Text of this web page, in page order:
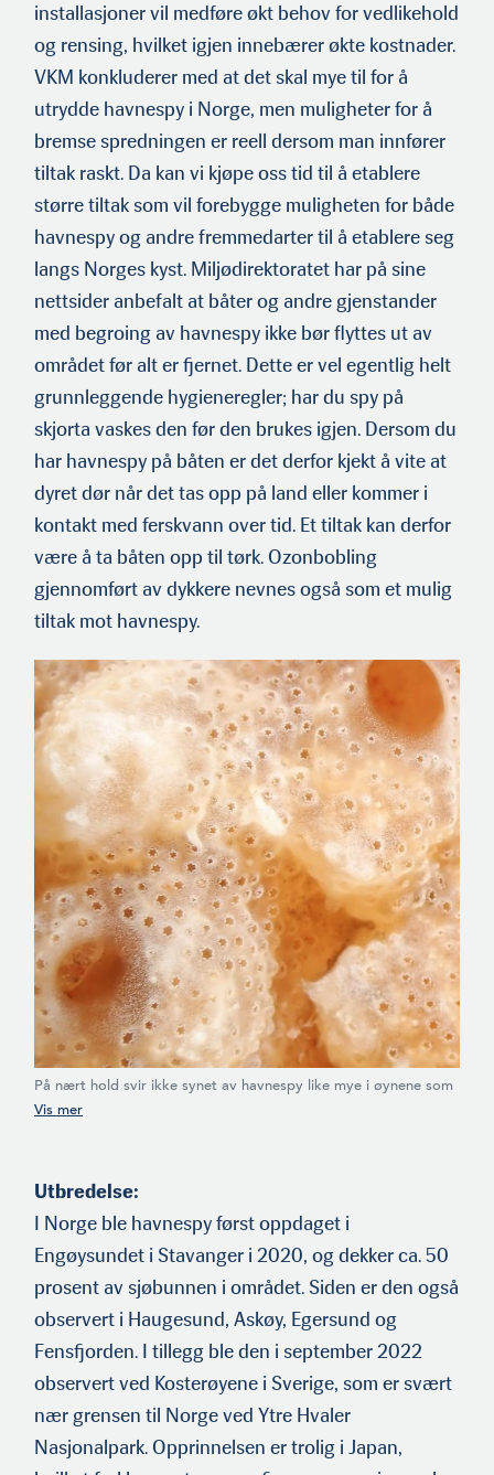
installasjoner vil medføre økt behov for vedlikehold
og rensing, hvilket igjen innebærer økte kostnader.
VKM konkluderer med at det skal mye til for å
utrydde havnespy i Norge, men muligheter for å
bremse spredningen er reell dersom man innfører
tiltak raskt. Da kan vi kjøpe oss tid til å etablere
større tiltak som vil forebygge muligheten for både
havnespy og andre fremmedarter til å etablere seg
langs Norges kyst. Miljødirektoratet har på sine
nettsider anbefalt at båter og andre gjenstander
med begroing av havnespy ikke bør flyttes ut av
området før alt er fjernet. Dette er vel egentlig helt
grunnleggende hygieneregler; har du spy på
skjorta vaskes den før den brukes igjen. Dersom du
har havnespy på båten er det derfor kjekt å vite at
dyret dør når det tas opp på land eller kommer i
kontakt med ferskvann over tid. Et tiltak kan derfor
være å ta båten opp til tørk. Ozonbobling
gjennomført av dykkere nevnes også som et mulig
tiltak mot havnespy.
På nært hold svir ikke synet av havnespy like mye i øynene som
på avstand. Med stjerneformede porer som kan minne om en
Utbredelse:
I Norge ble havnespy først oppdaget i
Engøysundet i Stavanger i 2020, og dekker ca. 50
prosent av sjøbunnen i området. Siden er den også
observert i Haugesund, Askøy, Egersund og
Fensfjorden. I tillegg ble den i september 2022
observert ved Kosterøyene i Sverige, som er svært
nær grensen til Norge ved Ytre Hvaler
Nasjonalpark. Opprinnelsen er trolig i Japan,